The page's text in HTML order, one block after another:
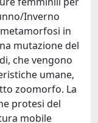
Inverno
in
mutazione del
che vengono
umane,
zoomorfo. La
protesi del
mobile